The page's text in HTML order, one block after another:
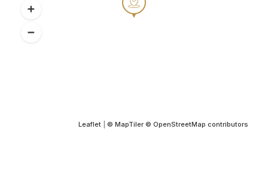
Leaflet © MapTiler © OpenStreetMap contributors